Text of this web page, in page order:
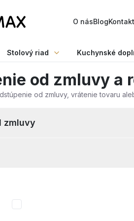
O násBlogKontakt
Stolový riad Kuchynské
od zmluvy a
od zmluvy, vrátenie tovaru
zmluvy